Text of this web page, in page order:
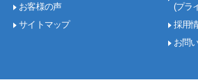
お客様の声
サイトマップ
(プラ
採用
お問